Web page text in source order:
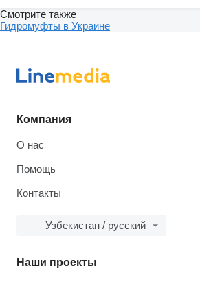
Смотрите также
Гидромуфты в Украине
Компания
О нас
Помощь
Контакты
Узбекистан / русский
Наши проекты